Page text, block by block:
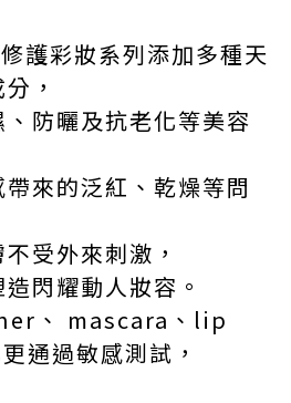
護彩妝系列添加多種天
，
防曬及抗老化等美容
來的泛紅、乾燥等問
受外來刺激，
閃耀動人妝容。
、 mascara 、 lip
更通過敏感測試，